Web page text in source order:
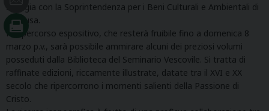
sinergia con la Soprintendenza per i Beni Culturali e Ambientali di
Siracusa.
Nel percorso espositivo, che resterà fruibile fino a domenica 8
marzo p.v., sarà possibile ammirare alcuni dei preziosi volumi
posseduti dalla Biblioteca del Seminario Vescovile. Si tratta di
raffinate edizioni, riccamente illustrate, datate tra il XVI e XX
secolo che ripercorrono i momenti salienti della Passione di
Cristo.